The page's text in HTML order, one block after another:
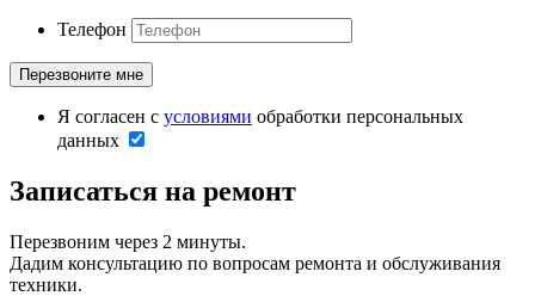
Телефон
Я согласен с условиями обработки персональных
данных
Записаться на ремонт
Перезвоним через 2 минуты.
Дадим консультацию по вопросам ремонта и обслуживания
техники.